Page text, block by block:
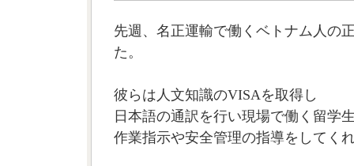
先週、名正運輸で働くベトナム人の
た。
彼らは人文知識のVISAを取得し
日本語の通訳を行い現場で働く留学
作業指示や安全管理の指導をしてく